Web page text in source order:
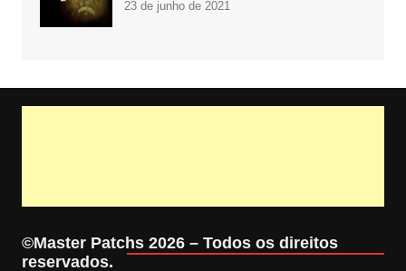
23 de junho de 2021
©Master Patchs 2026 – Todos os direitos
reservados.